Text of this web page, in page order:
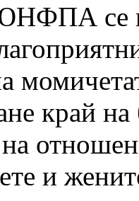
се
край на
и